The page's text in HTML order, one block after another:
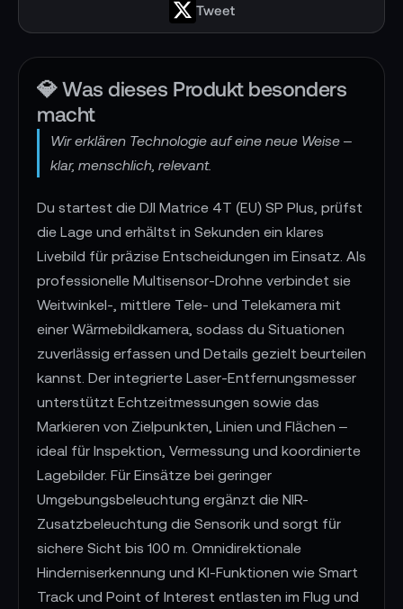
Tweet
💎 Was dieses Produkt besonders
macht
Wir erklären Technologie auf eine neue Weise –
klar, menschlich, relevant.
Du startest die DJI Matrice 4T (EU) SP Plus, prüfst
die Lage und erhältst in Sekunden ein klares
Livebild für präzise Entscheidungen im Einsatz. Als
professionelle Multisensor-Drohne verbindet sie
Weitwinkel-, mittlere Tele- und Telekamera mit
einer Wärmebildkamera, sodass du Situationen
zuverlässig erfassen und Details gezielt beurteilen
kannst. Der integrierte Laser-Entfernungsmesser
unterstützt Echtzeitmessungen sowie das
Markieren von Zielpunkten, Linien und Flächen –
ideal für Inspektion, Vermessung und koordinierte
Lagebilder. Für Einsätze bei geringer
Umgebungsbeleuchtung ergänzt die NIR-
Zusatzbeleuchtung die Sensorik und sorgt für
sichere Sicht bis 100 m. Omnidirektionale
Hinderniserkennung und KI-Funktionen wie Smart
Track und Point of Interest entlasten im Flug und